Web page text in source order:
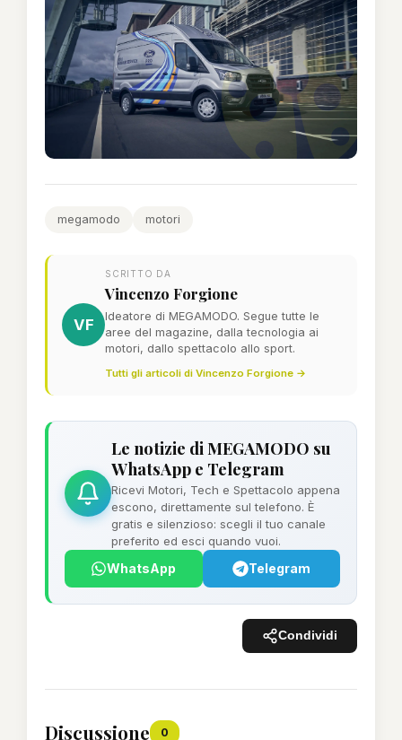
megamodo motori
VF
SCRITTO DA
Vincenzo Forgione
Ideatore di MEGAMODO. Segue tutte le
aree del magazine, dalla tecnologia ai
motori, dallo spettacolo allo sport.
Tutti gli articoli di Vincenzo Forgione →
Le notizie di MEGAMODO su
WhatsApp e Telegram
Ricevi Motori, Tech e Spettacolo appena
escono, direttamente sul telefono. È
gratis e silenzioso: scegli il tuo canale
preferito ed esci quando vuoi.
WhatsApp Telegram
Condividi
Discussione 0